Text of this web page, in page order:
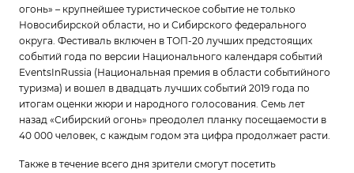
огонь» – крупнейшее туристическое событие не только
Новосибирской области, но и Сибирского федерального
округа. Фестиваль включен в ТОП-20 лучших предстоящих
событий года по версии Национального календаря событий
EventsInRussia (Национальная премия в области событийного
туризма) и вошел в двадцать лучших событий 2019 года по
итогам оценки жюри и народного голосования. Семь лет
назад «Сибирский огонь» преодолел планку посещаемости в
40 000 человек, с каждым годом эта цифра продолжает расти.
Также в течение всего дня зрители смогут посетить